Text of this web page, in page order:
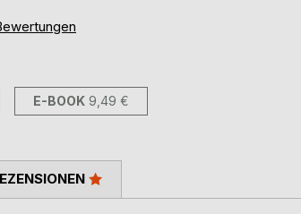
E-BOOK 9,49 €